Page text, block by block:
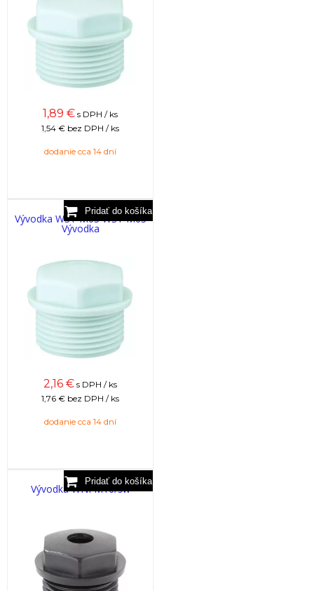
1,89 € s DPH / ks
1,54 € bez DPH / ks
dodanie cca 14 dní
Vývodka WST M63 WST M63
Vývodka
2,16 € s DPH / ks
1,76 € bez DPH / ks
dodanie cca 14 dní
Vývodka WNI M16/sw